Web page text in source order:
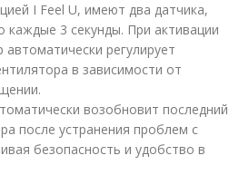
I Feel U, имеют два датчика,
каждые 3 секунды. При активации
регулирует
в зависимости от
возобновит последний
после устранения проблем с
безопасность и удобство в